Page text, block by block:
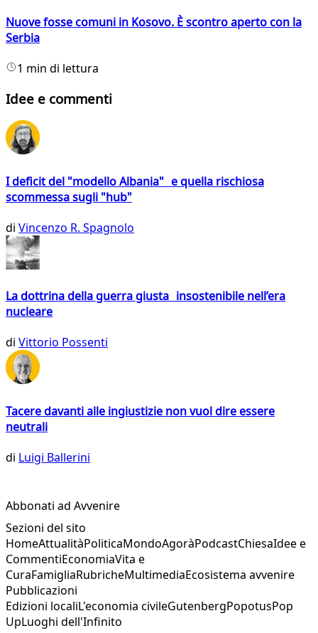
Nuove fosse comuni in Kosovo. È scontro aperto con la
Serbia
1 min di lettura
Idee e commenti
I deficit del "modello Albania" e quella rischiosa
scommessa sugli "hub"
di Vincenzo R. Spagnolo
La dottrina della guerra giusta insostenibile nell’era
nucleare
di Vittorio Possenti
Tacere davanti alle ingiustizie non vuol dire essere
neutrali
di Luigi Ballerini
Abbonati ad Avvenire
Sezioni del sito
HomeAttualitàPoliticaMondoAgoràPodcastChiesaIdee e
CommentiEconomiaVita e
CuraFamigliaRubricheMultimediaEcosistema avvenire
Pubblicazioni
Edizioni localiL'economia civileGutenbergPopotusPop
UpLuoghi dell'Infinito